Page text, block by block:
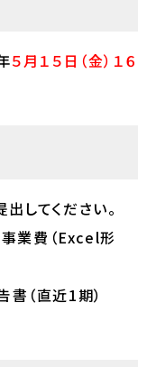
５月１５日（金）１６
してください。
業費（Excel形
（直近1期）